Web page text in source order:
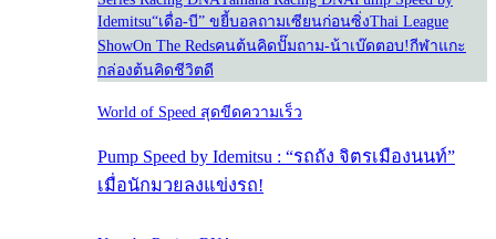
Idemitsu“เดื่อ-บี” ขยี้บอลถามเซียนก่อนซิ่งThai League
ShowOn The Redsคนต้นคิดปั๊มถาม-น้าเบ๊ดตอบ!กีฬาแกะ
กล่องต้นคิดชีวิตดี
World of Speed สุดขีดความเร็ว
Pump Speed by Idemitsu : “รถถัง จิตรเมืองนนท์”
เมื่อนักมวยลงแข่งรถ!